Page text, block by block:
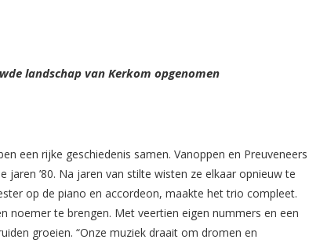
landschap van Kerkom opgenomen
een rijke geschiedenis samen. Vanoppen en Preuveneers
jaren ’80. Na jaren van stilte wisten ze elkaar opnieuw te
op de piano en accordeon, maakte het trio compleet.
noemer te brengen. Met veertien eigen nummers en een
groeien. “Onze muziek draait om dromen en